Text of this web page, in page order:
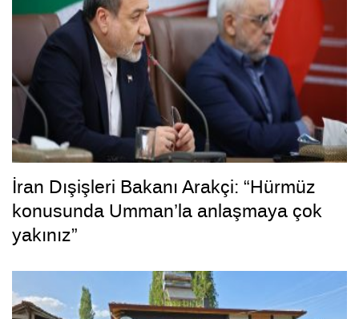
İran Dışişleri Bakanı Arakçi: “Hürmüz
konusunda Umman’la anlaşmaya çok
yakınız”